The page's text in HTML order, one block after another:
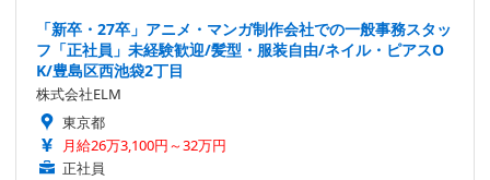
「新卒・27卒」アニメ・マンガ制作会社での一般事務スタッ
フ「正社員」未経験歓迎/髪型・服装自由/ネイル・ピアスO
K/豊島区西池袋2丁目
株式会社ELM
東京都
月給26万3,100円～32万円
正社員